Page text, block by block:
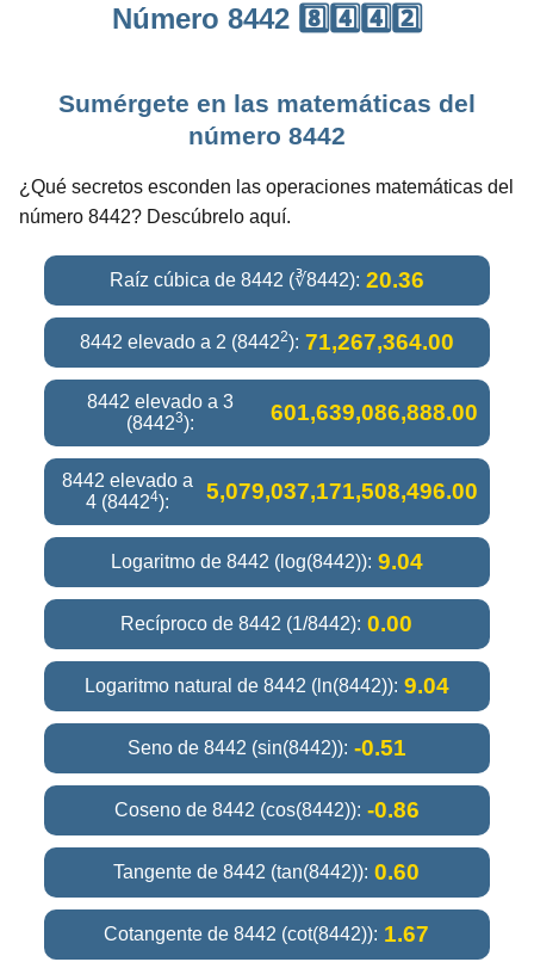
Número 8442 8️⃣4️⃣4️⃣2️⃣
Sumérgete en las matemáticas del
número 8442
¿Qué secretos esconden las operaciones matemáticas del
número 8442? Descúbrelo aquí.
Raíz cúbica de 8442 (∛8442): 20.36
8442 elevado a 2 (84422): 71,267,364.00
8442 elevado a 3
(84423): 601,639,086,888.00
8442 elevado a
4 (84424): 5,079,037,171,508,496.00
Logaritmo de 8442 (log(8442)): 9.04
Recíproco de 8442 (1/8442): 0.00
Logaritmo natural de 8442 (ln(8442)): 9.04
Seno de 8442 (sin(8442)): -0.51
Coseno de 8442 (cos(8442)): -0.86
Tangente de 8442 (tan(8442)): 0.60
Cotangente de 8442 (cot(8442)): 1.67